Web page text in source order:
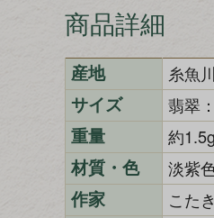
商品詳細
産地 糸魚
サイズ 翡翠
重量 約
材質・色 淡紫
作家 こた